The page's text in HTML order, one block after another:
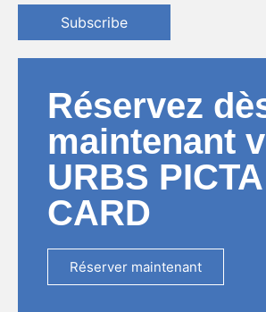
Subscribe
Réservez
maintenant
URBS PICTA
CARD
Réserver maintenant